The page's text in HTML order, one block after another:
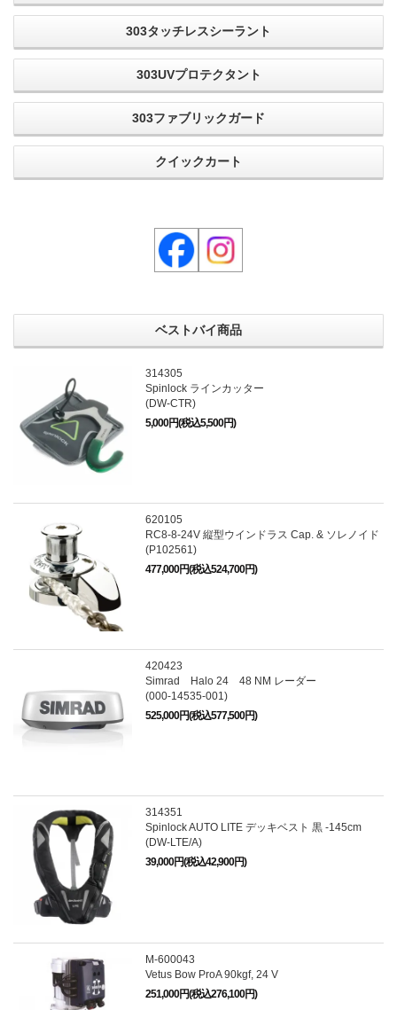
303タッチレスシーラント
303UVプロテクタント
303ファブリックガード
クイックカート
ベストバイ商品
314305
Spinlock ラインカッター
(DW-CTR)
5,000円(税込5,500円)
620105
RC8-8-24V 縦型ウインドラス Cap. & ソレノイド
(P102561)
477,000円(税込524,700円)
420423
Simrad Halo 24 48 NM レーダー
(000-14535-001)
525,000円(税込577,500円)
314351
Spinlock AUTO LITE デッキベスト 黒 -145cm
(DW-LTE/A)
39,000円(税込42,900円)
M-600043
Vetus Bow ProA 90kgf, 24 V
251,000円(税込276,100円)